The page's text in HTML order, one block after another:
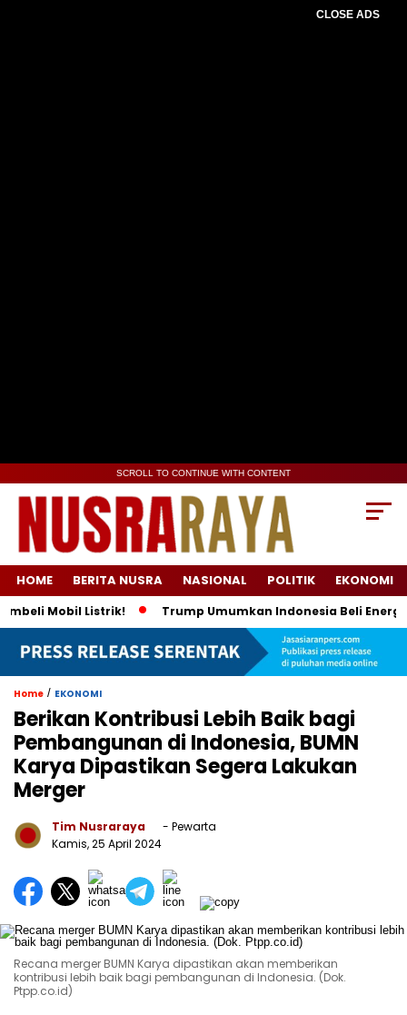
CLOSE ADS
SCROLL TO CONTINUE WITH CONTENT
HOME BERITA NUSRA NASIONAL POLITIK EKONOMI
Listrik! Trump Umumkan Indonesia Beli Energi & 50
Home / EKONOMI
Berikan Kontribusi Lebih Baik bagi
Pembangunan di Indonesia, BUMN
Karya Dipastikan Segera Lakukan
Merger
Tim Nusraraya
- Pewarta
Kamis, 25 April 2024
Recana merger BUMN Karya dipastikan akan memberikan
kontribusi lebih baik bagi pembangunan di Indonesia. (Dok.
Ptpp.co.id)